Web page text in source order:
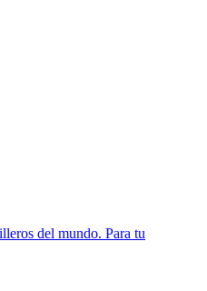
del mundo. Para tu